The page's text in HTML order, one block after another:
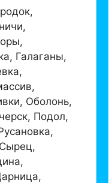
Галаганы,
Оболонь,
Подол,